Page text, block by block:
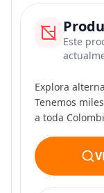
Este
Explora
Tenemos
a toda